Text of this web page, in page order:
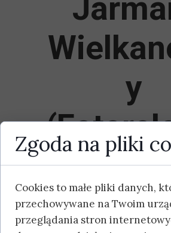
y
)
Jarmark Wielkanocny
Zgoda na pliki
Cookies to małe pliki danych,
przechowywane na Twoim
przeglądania stron